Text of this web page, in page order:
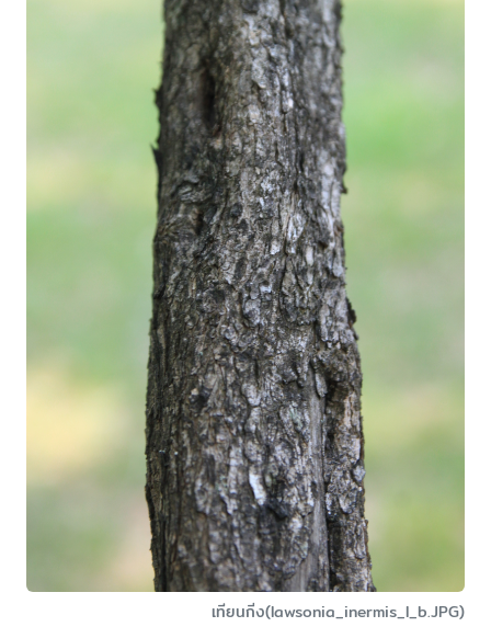
เทียนกิ่ง(lawsonia_inermis_l_b.JPG)